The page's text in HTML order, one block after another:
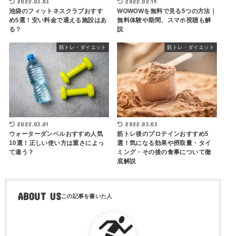
2022.03.03
池袋のフィットネスクラブおすす
め5選！安い料金で通える施設はあ
る？
2022.02.19
WOWOWを無料で見る5つの方法｜
無料体験や期間、スマホ視聴も解
説
筋トレ・ダイエット
2022.03.01
ウォーターダンベルおすすめ人気
10選！正しい使い方は重さによっ
て違う？
筋トレ・ダイエット
2022.03.03
筋トレ後のプロテインおすすめ5
選！気になる効果や摂取量・タイ
ミング・その後の食事について徹
底解説
ABOUT US